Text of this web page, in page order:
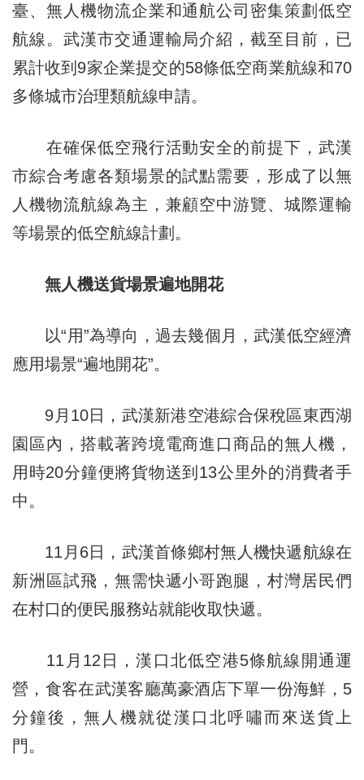
臺、無人機物流企業和通航公司密集策劃低空
航線。武漢市交通運輸局介紹，截至目前，已
累計收到9家企業提交的58條低空商業航線和70
多條城市治理類航線申請。
在確保低空飛行活動安全的前提下，武漢
市綜合考慮各類場景的試點需要，形成了以無
人機物流航線為主，兼顧空中游覽、城際運輸
等場景的低空航線計劃。
無人機送貨場景遍地開花
以“用”為導向，過去幾個月，武漢低空經濟
應用場景“遍地開花”。
9月10日，武漢新港空港綜合保稅區東西湖
園區內，搭載著跨境電商進口商品的無人機，
用時20分鐘便將貨物送到13公里外的消費者手
中。
11月6日，武漢首條鄉村無人機快遞航線在
新洲區試飛，無需快遞小哥跑腿，村灣居民們
在村口的便民服務站就能收取快遞。
11月12日，漢口北低空港5條航線開通運
營，食客在武漢客廳萬豪酒店下單一份海鮮，5
分鐘後，無人機就從漢口北呼嘯而來送貨上
門。